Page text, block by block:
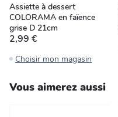
Assiette à dessert
COLORAMA en faïence
grise D 21cm
2,99 €
Choisir mon magasin
Vous aimerez aussi